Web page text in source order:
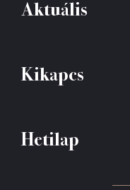
Aktuális
Kikapcs
Hetilap